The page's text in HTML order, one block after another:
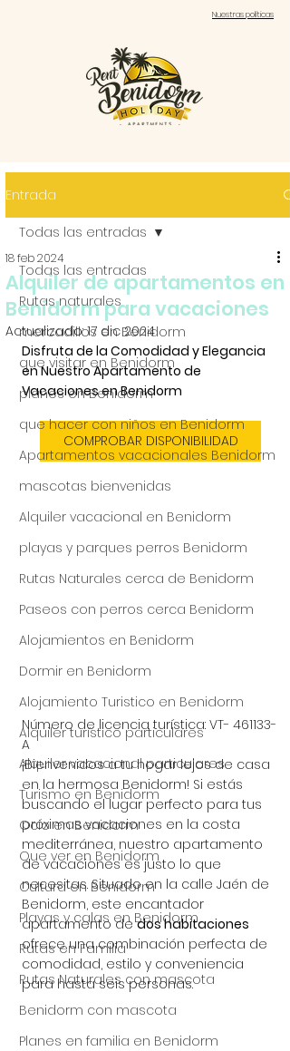
Nuestras políticas
Entrada
Todas las entradas
Rutas naturales
mercadillos en Benidorm
que visitar en Benidorm
planes en Benidorm
que hacer con niños en Benidorm
Apartamentos vacacionales Benidorm
mascotas bienvenidas
Alquiler vacacional en Benidorm
playas y parques perros Benidorm
Rutas Naturales cerca de Benidorm
Paseos con perros cerca Benidorm
Alojamientos en Benidorm
Dormir en Benidorm
Alojamiento Turistico en Benidorm
Alquiler turístico particulares
Alquiler vacacional particulares
Turismo en Benidorm
Ocio en Benidorm
Que ver en Benidorm
Cultura en Benidorm
Playas y calas en Benidorm
Rutas en Familia
Rutas Naturales con mascota
Benidorm con mascota
Planes en familia en Benidorm
Todas las entradas
Alquiler de apartamentos en
Benidorm para vacaciones
18 feb 2024
Actualizado:17 dic 2024
Disfruta de la Comodidad y Elegancia
en Nuestro Apartamento de
Vacaciones en Benidorm
COMPROBAR DISPONIBILIDAD
Número de licencia turística: VT- 461133-
A
¡Bienvenidos a tu hogar lejos de casa
en la hermosa Benidorm! Si estás
buscando el lugar perfecto para tus
próximas vacaciones en la costa
mediterránea, nuestro apartamento
de vacaciones es justo lo que
necesitas. Situado en la calle Jaén de
Benidorm, este encantador
apartamento de dos habitaciones
ofrece una combinación perfecta de
comodidad, estilo y conveniencia
para hasta seis personas.